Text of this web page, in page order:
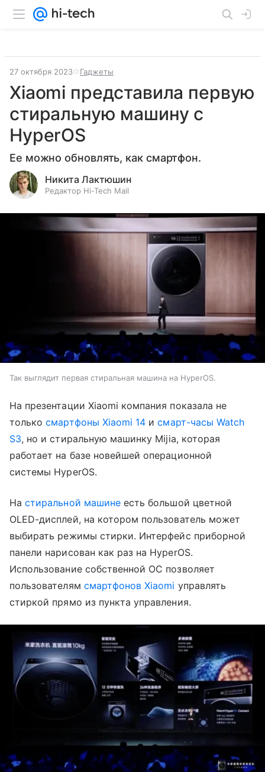
27 октября 2023 Гаджеты
Xiaomi представила первую
стиральную машину с
HyperOS
Ее можно обновлять, как смартфон.
Никита Лактюшин
Редактор Hi-Tech Mail
Так выглядит первая стиральная машина на HyperOS.
На презентации Xiaomi компания показала не
толькосмартфоны Xiaomi 14 исмарт-часы Watch
S3, но и стиральную машинку Mijia, которая
работает на базе новейшей операционной
системы HyperOS.
Настиральной машинеесть большой цветной
OLED-дисплей, на котором пользователь может
выбирать режимы стирки. Интерфейс приборной
панели нарисован как раз на HyperOS.
Использование собственной ОС позволяет
пользователям смартфонов Xiaomi управлять
стиркой прямо из пункта управления.